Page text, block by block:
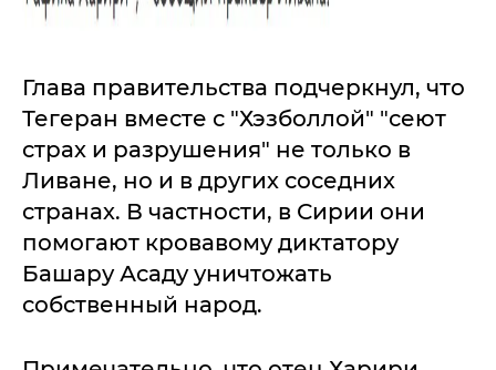
Глава правительства подчеркнул, что
Тегеран вместе с "Хэзболлой" "сеют
страх и разрушения" не только в
Ливане, но и в других соседних
странах. В частности, в Сирии они
помогают кровавому диктатору
Башару Асаду уничтожать
собственный народ.